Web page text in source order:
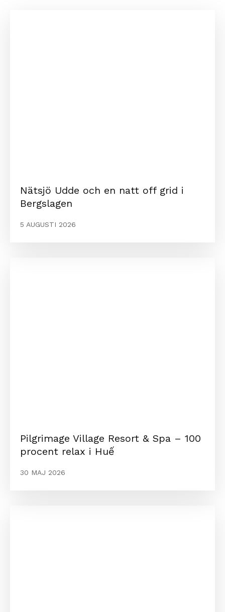
Nätsjö Udde och en natt off grid i
Bergslagen
5 AUGUSTI 2026
Pilgrimage Village Resort & Spa – 100
procent relax i Huế
30 MAJ 2026